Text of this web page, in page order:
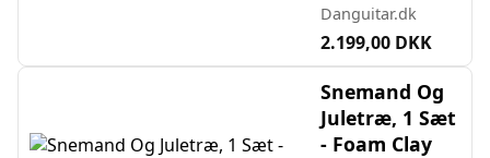
Danguitar.dk
2.199,00 DKK
Snemand Og
Juletræ, 1 Sæt
- Foam Clay